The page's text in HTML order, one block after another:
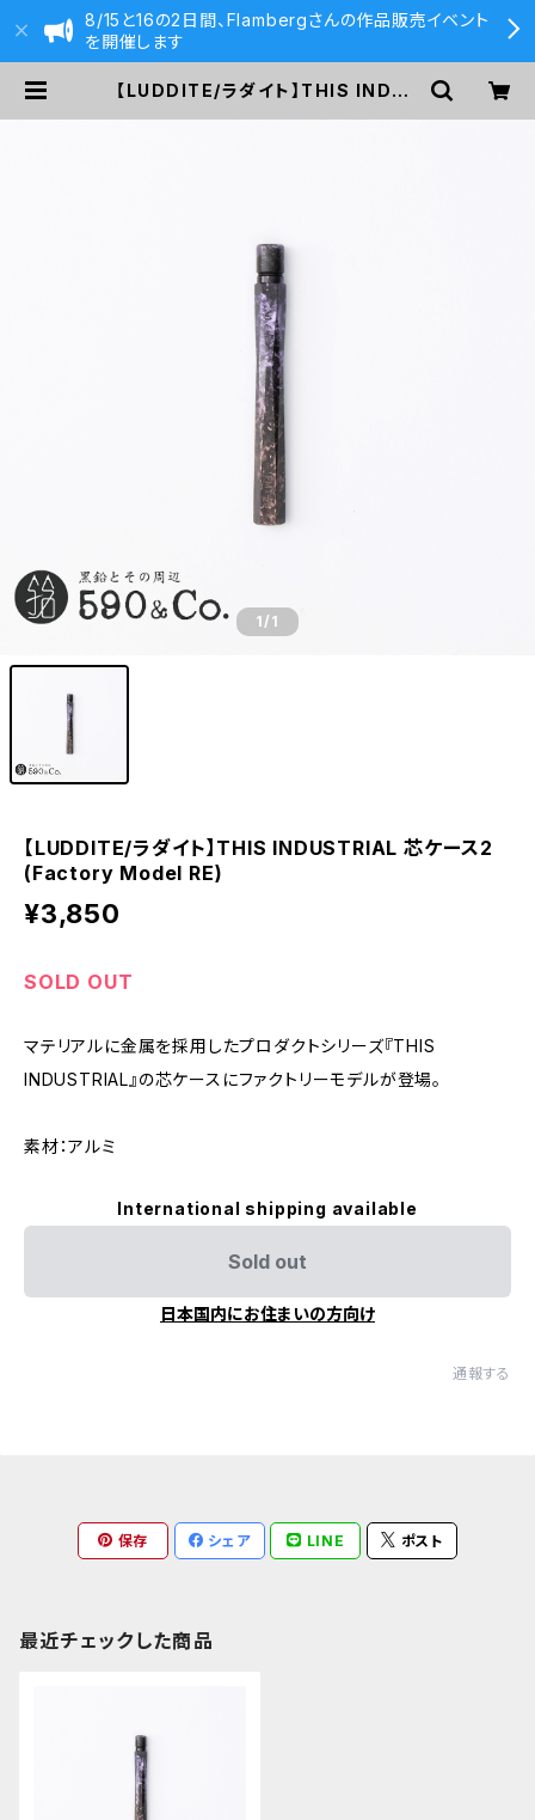
8/15と16の2日間、Flambergさんの作品販売イベント
を開催します
【LUDDITE/ラダイト】THIS INDUS
1/1
【LUDDITE/ラダイト】THIS INDUSTRIAL 芯ケース2
(Factory Model RE)
¥3,850
SOLD OUT
マテリアルに金属を採用したプロダクトシリーズ『THIS
INDUSTRIAL』の芯ケースにファクトリーモデルが登場。
素材：アルミ
International shipping available
Sold out
日本国内にお住まいの方向け
通報する
保存 シェア LINE ポスト
最近チェックした商品